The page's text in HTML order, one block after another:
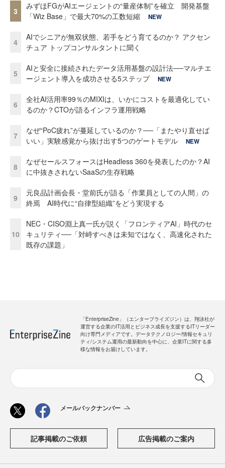
3
みずほFGがAIエージェントの“量産体制”を確立 開発基盤
「Wiz Base」で最大70%の工数短縮
NEW
4
AIでシニアが無双状態、若手をどう育てるのか？ アクセン
チュア トップコンサルタントに聞く
5
AIと安全に接続されたデータ活用基盤の設計法──マルチエ
ージェント導入を成功させる5ステップ
NEW
6
全社AI活用率99％のMIXIは、いかにコストを最適化してい
るのか？CTOが語るインフラ運用戦略
7
なぜ“PoC疲れ”が蔓延しているのか？──「またやり直せば
いい」実験感覚から抜け出す5つのゲートモデル
NEW
8
なぜセールスフォースはHeadless 360を発表したのか？AI
に中抜きされないSaaSの生存戦略
9
元良品計画会長・堂前氏が語る「作業員としての人間」の
終焉 AI時代に“自律型組織”をどう実現する
10
NEC・CISO淵上真一氏が説く「フロンティアAI」時代のセ
キュリティ──「対峙すべきは未知ではなく、高速化された
既存の課題」
「EnterpriseZine」（エンタープライズジン）は、翔泳社が
運営する企業のIT活用とビジネス成長を支援するITリーダー
向け専門メディアです。データテクノロジー/情報セキュリ
ティ/システム運用の最新動向を中心に、企業ITに関する多
様な情報をお届けしています。
メールバックナンバー
記事掲載のご依頼 広告掲載のご案内